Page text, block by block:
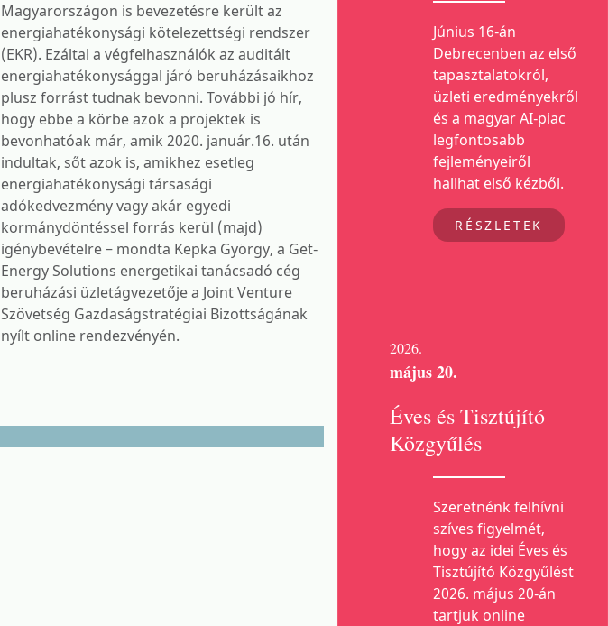
Június 16-án
Debrecenben az első
tapasztalatokról,
üzleti eredményekről
és a magyar AI-piac
legfontosabb
fejleményeiről
hallhat első kézből.
RÉSZLETEK
2026.
május 20.
Éves és Tisztújító
Közgyűlés
Szeretnénk felhívni
szíves figyelmét,
hogy az idei Éves és
Tisztújító Közgyűlést
2026. május 20-án
tartjuk online
Magyarországon is bevezetésre került az
energiahatékonysági kötelezettségi rendszer
(EKR). Ezáltal a végfelhasználók az auditált
energiahatékonysággal járó beruházásaikhoz
plusz forrást tudnak bevonni. További jó hír,
hogy ebbe a körbe azok a projektek is
bevonhatóak már, amik 2020. január.16. után
indultak, sőt azok is, amikhez esetleg
energiahatékonysági társasági
adókedvezmény vagy akár egyedi
kormánydöntéssel forrás kerül (majd)
igénybevételre – mondta Kepka György, a Get-
Energy Solutions energetikai tanácsadó cég
beruházási üzletágvezetője a Joint Venture
Szövetség Gazdaságstratégiai Bizottságának
nyílt online rendezvényén.